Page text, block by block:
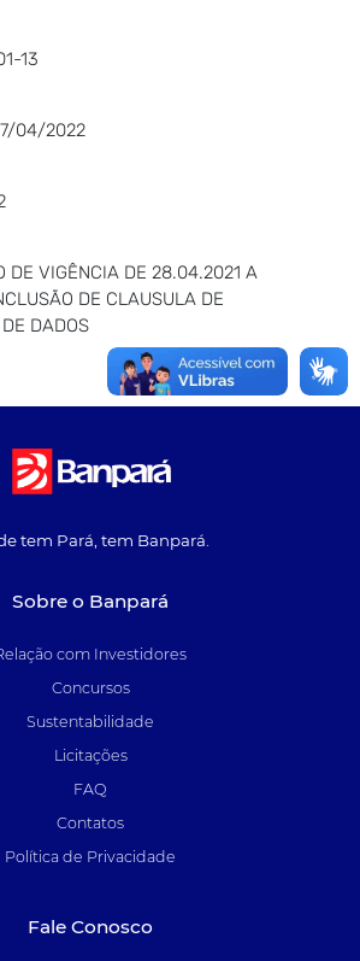
13
04/2022
DE VIGÊNCIA DE 28.04.2021 A
DE CLAUSULA DE
DADOS
tem Pará, tem Banpará.
Sobre o Banpará
com Investidores
Concursos
Sustentabilidade
Licitações
FAQ
Contatos
Política de Privacidade
Fale Conosco